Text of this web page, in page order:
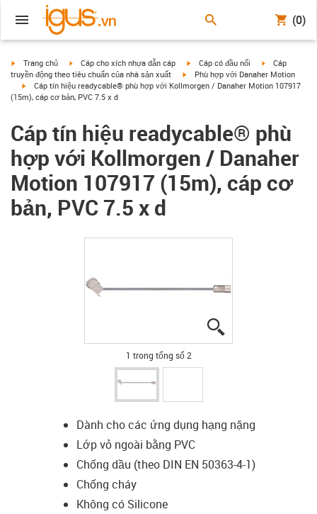
(0)
igus-icon-arrow-right
Trang chủ igus-icon-arrow-right
Cáp cho xích nhựa dẫn cáp igus-icon-arrow-right
Cáp có đầu nối igus-icon-
Cáp
truyền động theo tiêu chuẩn của nhà sản xuất
igus-icon-arrow-right
Phù hợp với Danaher Motion
igus-icon-arrow-right
Cáp tín hiệu readycable® phù hợp với Kollmorgen / Danaher Motion 107917
(15m), cáp cơ bản, PVC 7.5 x d
Cáp tín hiệu readycable® phù
hợp với Kollmorgen / Danaher
Motion 107917 (15m), cáp cơ
bản, PVC 7.5 x d
1 trong tổng số 2
Dành cho các ứng dụng hạng nặng
Lớp vỏ ngoài bằng PVC
Chống dầu (theo DIN EN 50363-4-1)
Chống cháy
Không có Silicone